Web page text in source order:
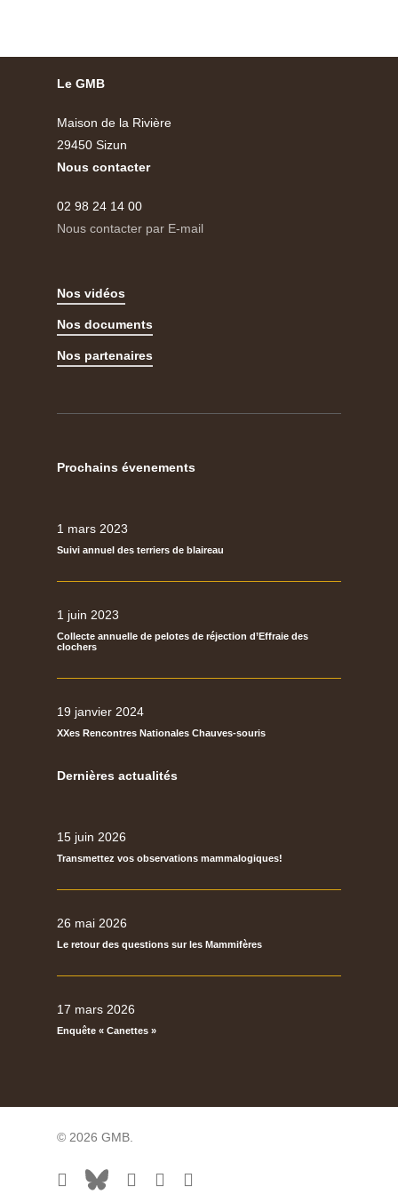
Le GMB
Maison de la Rivière
29450 Sizun
Nous contacter
02 98 24 14 00
Nous contacter par E-mail
Nos vidéos
Nos documents
Nos partenaires
Prochains évenements
1 mars 2023
Suivi annuel des terriers de blaireau
1 juin 2023
Collecte annuelle de pelotes de réjection d’Effraie des
clochers
19 janvier 2024
XXes Rencontres Nationales Chauves-souris
Dernières actualités
15 juin 2026
Transmettez vos observations mammalogiques!
26 mai 2026
Le retour des questions sur les Mammifères
17 mars 2026
Enquête « Canettes »
© 2026 GMB.
facebook
bluesky vimeoRSS flickr